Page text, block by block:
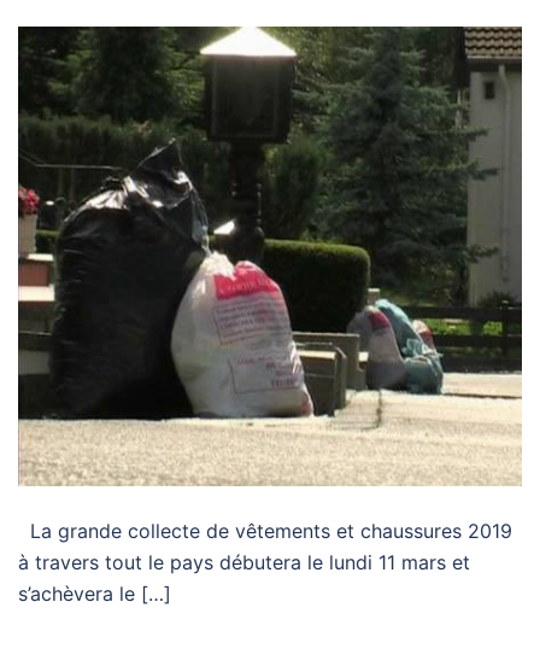
La grande collecte de vêtements et chaussures 2019
à travers tout le pays débutera le lundi 11 mars et
s’achèvera le […]